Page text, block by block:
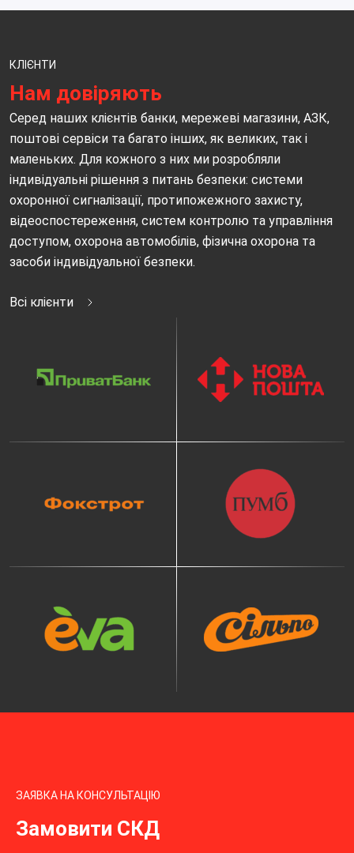
КЛІЄНТИ
Нам довіряють
Серед наших клієнтів банки, мережеві магазини, АЗК,
поштові сервіси та багато інших, як великих, так і
маленьких. Для кожного з них ми розробляли
індивідуальні рішення з питань безпеки: системи
охоронної сигналізації, протипожежного захисту,
відеоспостереження, систем контролю та управління
доступом, охорона автомобілів, фізична охорона та
засоби індивідуальної безпеки.
Всі клієнти
ЗАЯВКА НА КОНСУЛЬТАЦІЮ
Замовити СКД